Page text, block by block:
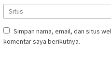
Simpan nama, email, dan situs
komentar saya berikutnya.